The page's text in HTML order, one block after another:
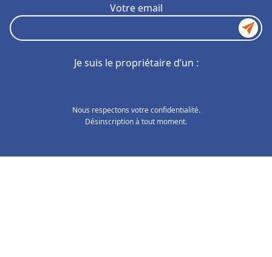
Votre email
Je suis le propriétaire d’un :
Nous respectons votre confidentialité.
Désinscription à tout moment.